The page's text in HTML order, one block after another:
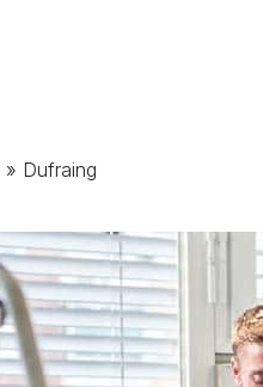
» Dufraing